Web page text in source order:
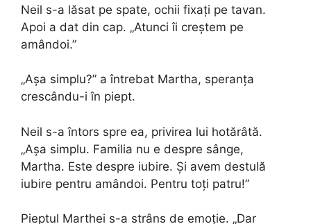
Neil s-a lăsat pe spate, ochii fixați pe tavan.
Apoi a dat din cap. „Atunci îi creștem pe
amândoi.”
„Așa simplu?” a întrebat Martha, speranța
crescându-i în piept.
Neil s-a întors spre ea, privirea lui hotărâtă.
„Așa simplu. Familia nu e despre sânge,
Martha. Este despre iubire. Și avem destulă
iubire pentru amândoi. Pentru toți patru!”
Pieptul Marthei s-a strâns de emoție. „Dar